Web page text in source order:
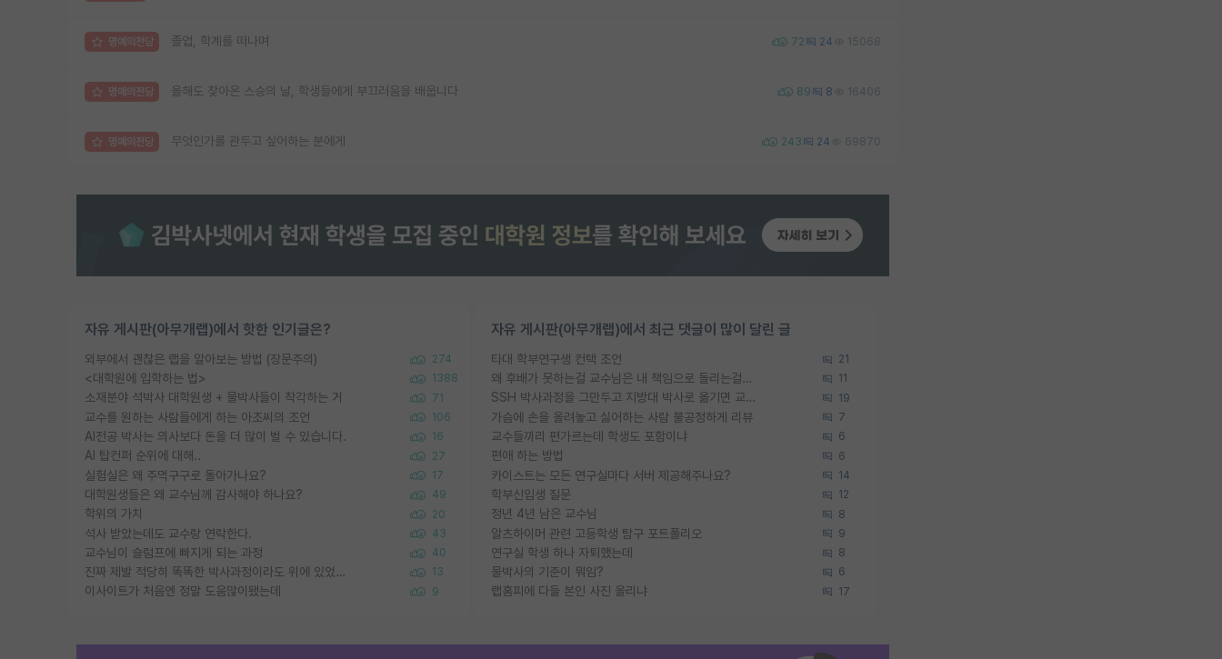
명예의전당 졸업, 학계를 떠나며 72 24 15068
명예의전당 올해도 찾아온 스승의 날, 학생들에게 부끄러움을 배웁니다 89 8 16406
명예의전당 무엇인가를 관두고 싶어하는 분에게 243 24 69870
자유 게시판(아무개랩)에서 핫한 인기글은?
외부에서 괜찮은 랩을 알아보는 방법 (장문주의) 274
<대학원에 입학하는 법> 1388
소재분야 석박사 대학원생 + 물박사들이 착각하는 거 71
교수를 원하는 사람들에게 하는 아조씨의 조언 106
AI전공 박사는 의사보다 돈을 더 많이 벌 수 있습니다. 16
AI 탑컨퍼 순위에 대해.. 27
실험실은 왜 주먹구구로 돌아가나요? 17
대학원생들은 왜 교수님께 감사해야 하나요? 49
학위의 가치 20
석사 받았는데도 교수랑 연락한다. 43
교수님이 슬럼프에 빠지게 되는 과정 40
진짜 제발 적당히 똑똑한 박사과정이라도 위에 있었으면.. 13
이사이트가 처음엔 정말 도움많이됐는데 9
자유 게시판(아무개랩)에서 최근 댓글이 많이 달린 글
타대 학부연구생 컨택 조언 21
왜 후배가 못하는걸 교수님은 내 책임으로 돌리는걸까요? 11
SSH 박사과정을 그만두고 지방대 박사로 옮기면 교수의 꿈은 끝일까요? 19
가슴에 손을 올려놓고 싫어하는 사람 불공정하게 리뷰 7
교수들끼리 편가르는데 학생도 포함이냐 6
편애 하는 방법 6
카이스트는 모든 연구실마다 서버 제공해주나요? 14
학부신입생 질문 12
정년 4년 남은 교수님 8
알츠하이머 관련 고등학생 탐구 포트폴리오 9
연구실 학생 하나 자퇴했는데 8
물박사의 기준이 뭐임? 6
랩홈피에 다들 본인 사진 올리냐 17